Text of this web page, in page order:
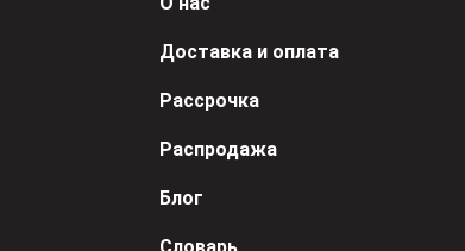
Доставка и оплата
Рассрочка
Распродажа
Блог